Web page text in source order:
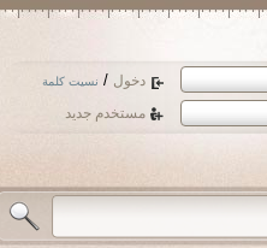
دخول / نسيت كلمة
مستخدم جديد